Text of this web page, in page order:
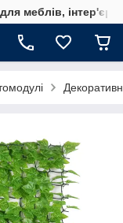
меблів, інтер'єру